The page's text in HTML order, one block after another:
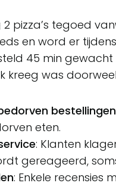
2 pizza’s tegoed
en word er
45 min
kreeg was
bestellingen
eten.
: Klanten
gereageerd,
: Enkele recensies